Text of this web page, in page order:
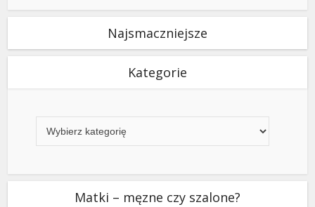
Najsmaczniejsze
Kategorie
Matki – męzne czy szalone?